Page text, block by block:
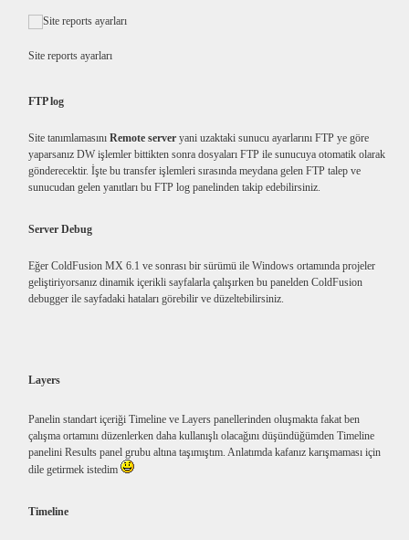
Site reports ayarları
FTP log
Site tanımlamasını Remote server yani uzaktaki sunucu ayarlarını FTP ye göre
yaparsanız DW işlemler bittikten sonra dosyaları FTP ile sunucuya otomatik olarak
gönderecektir. İşte bu transfer işlemleri sırasında meydana gelen FTP talep ve
sunucudan gelen yanıtları bu FTP log panelinden takip edebilirsiniz.
Server Debug
Eğer ColdFusion MX 6.1 ve sonrası bir sürümü ile Windows ortamında projeler
geliştiriyorsanız dinamik içerikli sayfalarla çalışırken bu panelden ColdFusion
debugger ile sayfadaki hataları görebilir ve düzeltebilirsiniz.
Layers
Panelin standart içeriği Timeline ve Layers panellerinden oluşmakta fakat ben
çalışma ortamını düzenlerken daha kullanışlı olacağını düşündüğümden Timeline
panelini Results panel grubu altına taşımıştım. Anlatımda kafanız karışmaması için
dile getirmek istedim
Timeline